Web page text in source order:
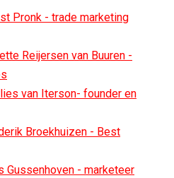
Pronk - trade marketing
Reijersen van Buuren -
van Iterson- founder en
Broekhuizen - Best
Gussenhoven - marketeer